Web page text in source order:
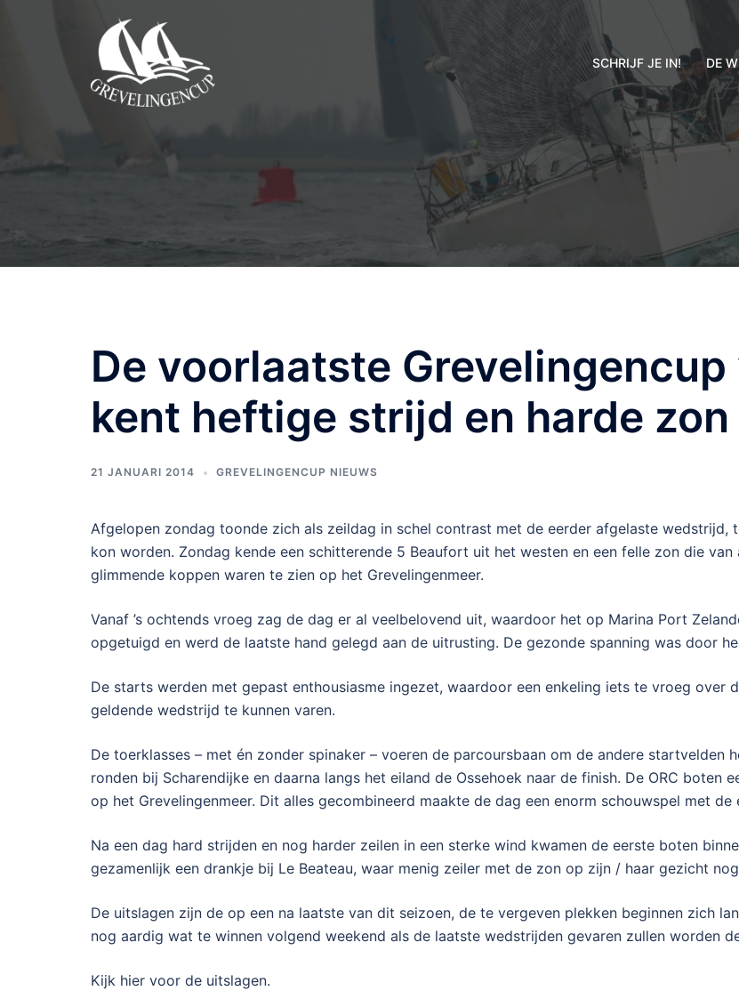
SCHRIJF JE IN! DE
De voorlaatste
kent heftige strijd en harde zon
21 JANUARI 2014 GREVELINGENCUP NIEUWS
Afgelopen zondag toonde zich als zeildag in schel contrast met de eerder afgelaste
kon worden. Zondag kende een schitterende 5 Beaufort uit het westen en een felle zon die
glimmende koppen waren te zien op het Grevelingenmeer.
Vanaf ’s ochtends vroeg zag de dag er al veelbelovend uit, waardoor het op Marina Port
opgetuigd en werd de laatste hand gelegd aan de uitrusting. De gezonde spanning was door
De starts werden met gepast enthousiasme ingezet, waardoor een enkeling iets te vroeg over
geldende wedstrijd te kunnen varen.
De toerklasses – met én zonder spinaker – voeren de parcoursbaan om de andere startvelden
ronden bij Scharendijke en daarna langs het eiland de Ossehoek naar de finish. De ORC boten
op het Grevelingenmeer. Dit alles gecombineerd maakte de dag een enorm schouwspel met
Na een dag hard strijden en nog harder zeilen in een sterke wind kwamen de eerste boten
gezamenlijk een drankje bij Le Beateau, waar menig zeiler met de zon op zijn / haar gezicht
De uitslagen zijn de op een na laatste van dit seizoen, de te vergeven plekken beginnen zich
nog aardig wat te winnen volgend weekend als de laatste wedstrijden gevaren zullen worden
Kijk hier voor de uitslagen.